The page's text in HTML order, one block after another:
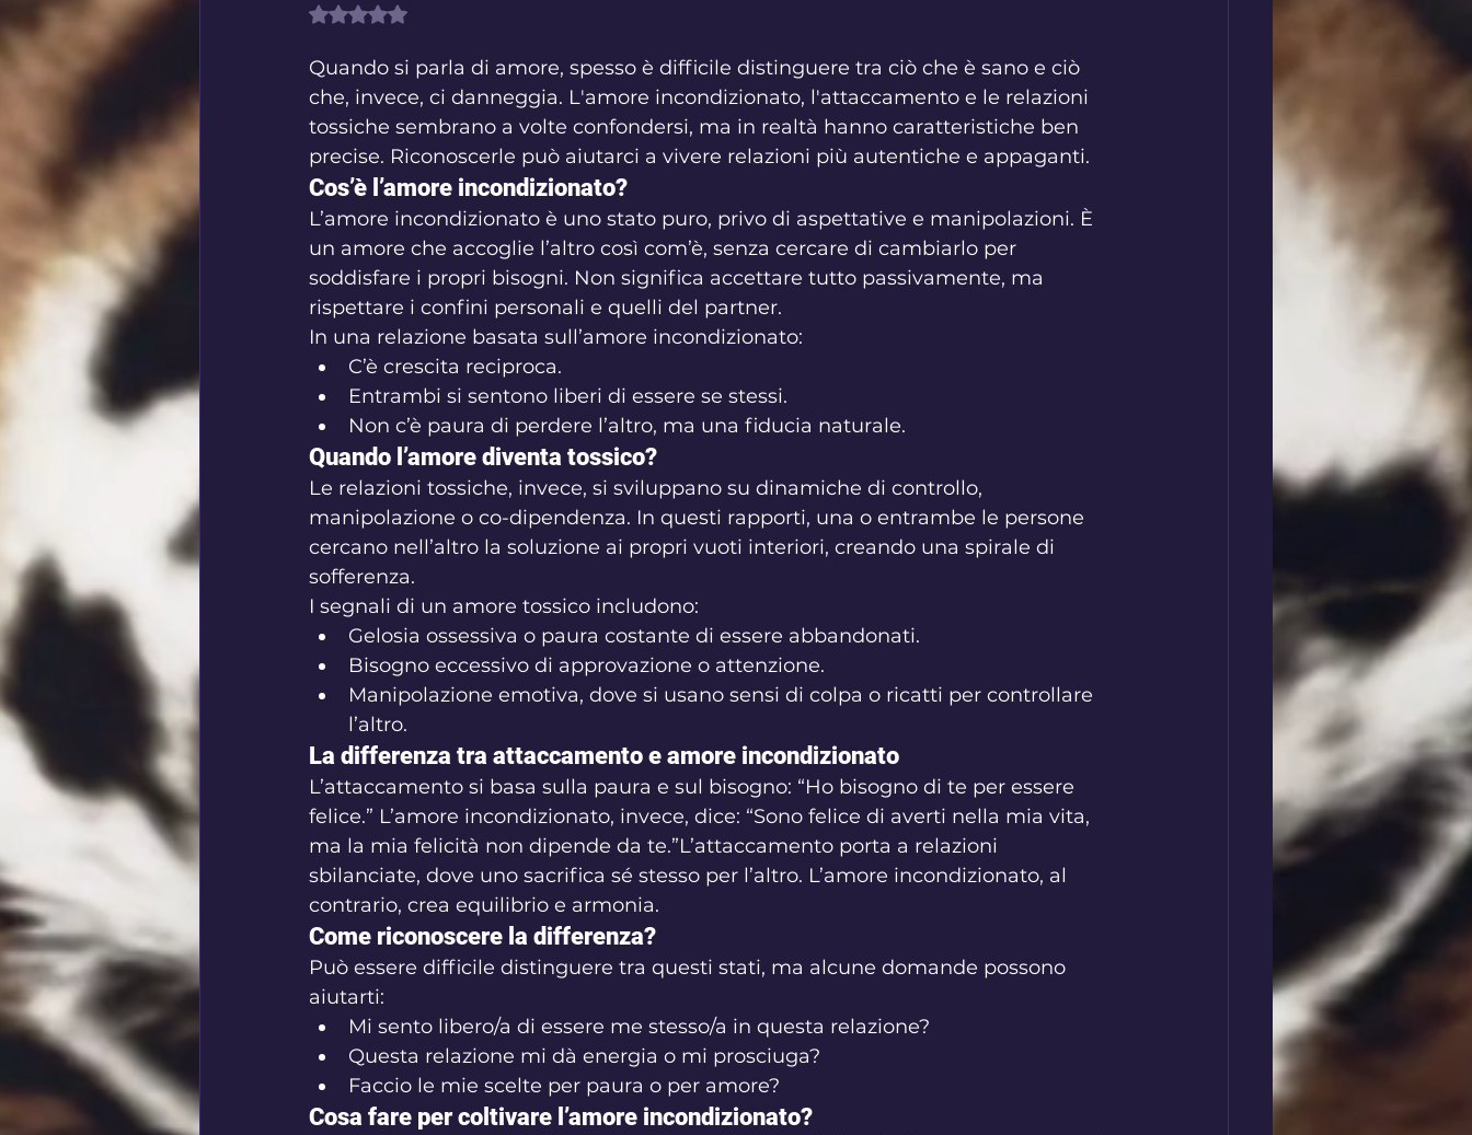
Valutazione NaN stelle su 5.
Quando si parla di amore, spesso è difficile distinguere tra ciò che è sano e ciò
che, invece, ci danneggia. L'amore incondizionato, l'attaccamento e le relazioni
tossiche sembrano a volte confondersi, ma in realtà hanno caratteristiche ben
precise. Riconoscerle può aiutarci a vivere relazioni più autentiche e appaganti.
Cos’è l’amore incondizionato?
L’amore incondizionato è uno stato puro, privo di aspettative e manipolazioni. È
un amore che accoglie l’altro così com’è, senza cercare di cambiarlo per
soddisfare i propri bisogni. Non significa accettare tutto passivamente, ma
rispettare i confini personali e quelli del partner.
In una relazione basata sull’amore incondizionato:
C’è crescita reciproca.
Entrambi si sentono liberi di essere se stessi.
Non c’è paura di perdere l’altro, ma una fiducia naturale.
Quando l’amore diventa tossico?
Le relazioni tossiche, invece, si sviluppano su dinamiche di controllo,
manipolazione o co-dipendenza. In questi rapporti, una o entrambe le persone
cercano nell’altro la soluzione ai propri vuoti interiori, creando una spirale di
sofferenza.
I segnali di un amore tossico includono:
Gelosia ossessiva o paura costante di essere abbandonati.
Bisogno eccessivo di approvazione o attenzione.
Manipolazione emotiva, dove si usano sensi di colpa o ricatti per controllare
l’altro.
La differenza tra attaccamento e amore incondizionato
L’attaccamento si basa sulla paura e sul bisogno: “Ho bisogno di te per essere
felice.” L’amore incondizionato, invece, dice: “Sono felice di averti nella mia vita,
ma la mia felicità non dipende da te.”L’attaccamento porta a relazioni
sbilanciate, dove uno sacrifica sé stesso per l’altro. L’amore incondizionato, al
contrario, crea equilibrio e armonia.
Come riconoscere la differenza?
Può essere difficile distinguere tra questi stati, ma alcune domande possono
aiutarti:
Mi sento libero/a di essere me stesso/a in questa relazione?
Questa relazione mi dà energia o mi prosciuga?
Faccio le mie scelte per paura o per amore?
Cosa fare per coltivare l’amore incondizionato?